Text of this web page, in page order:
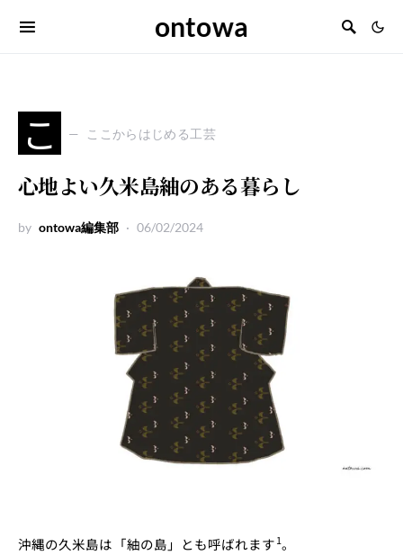
ontowa
こ ここからはじめる工芸
心地よい久米島紬のある暮らし
by ontowa編集部 06/02/2024
沖縄の久米島は「紬の島」とも呼ばれます1。